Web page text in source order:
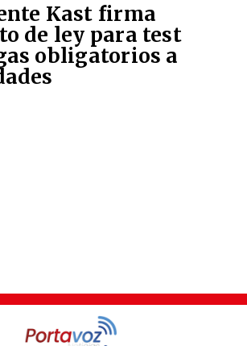
Kast firma
de ley para test
obligatorios a